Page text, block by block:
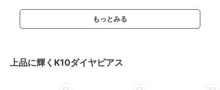
もっとみる
上品に輝くK10ダイヤピアス